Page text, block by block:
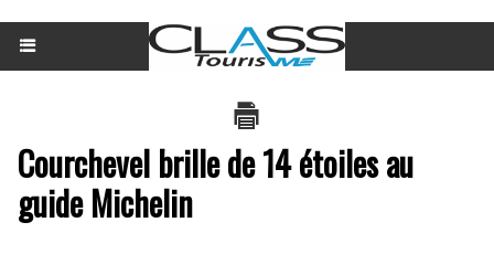
Courchevel brille de 14 étoiles au
guide Michelin